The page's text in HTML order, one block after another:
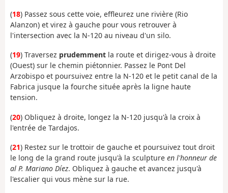
(18) Passez sous cette voie, effleurez une rivière (Rio
Alanzon) et virez à gauche pour vous retrouver à
l'intersection avec la N-120 au niveau d'un silo.
(19) Traversez prudemment la route et dirigez-vous à droite
(Ouest) sur le chemin piétonnier. Passez le Pont Del
Arzobispo et poursuivez entre la N-120 et le petit canal de la
Fabrica jusque la fourche située après la ligne haute
tension.
(20) Obliquez à droite, longez la N-120 jusqu'à la croix à
l'entrée de Tardajos.
(21) Restez sur le trottoir de gauche et poursuivez tout droit
le long de la grand route jusqu'à la sculpture en l'honneur de
al P. Mariano Díez. Obliquez à gauche et avancez jusqu'à
l'escalier qui vous mène sur la rue.